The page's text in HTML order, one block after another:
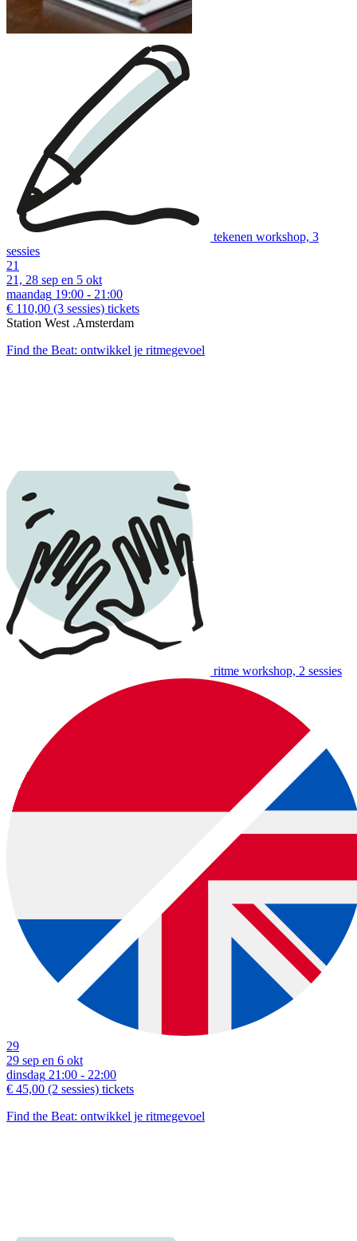
Nederlandstalige bon
tekenen workshop, 3
sessies
21
21, 28 sep en 5 okt
maandag 19:00 - 21:00
€ 110,00 (3 sessies) tickets
Station West .Amsterdam
Find the Beat: ontwikkel je ritmegevoel
ritme workshop, 2 sessies
29
29 sep en 6 okt
dinsdag 21:00 - 22:00
€ 45,00 (2 sessies) tickets
Find the Beat: ontwikkel je ritmegevoel